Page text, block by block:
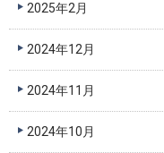
2025年2月
2024年12月
2024年11月
2024年10月